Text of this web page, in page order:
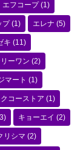
エフコープ(1)
プ(1) エレナ (5)
キ (11)
ーワン (2)
マート (1)
コーストア (1)
キョーエイ (2)
リシマ (2)